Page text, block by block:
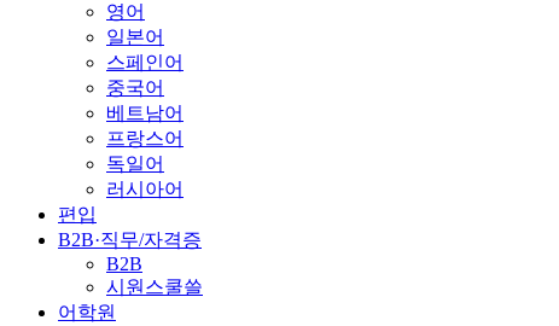
영어
일본어
스페인어
중국어
베트남어
프랑스어
독일어
러시아어
편입
B2B·직무/자격증
B2B
시원스쿨쓸
어학원